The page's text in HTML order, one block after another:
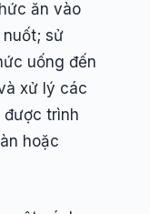
ăn vào
sử
uống đến
xử lý các
được trình
hoặc